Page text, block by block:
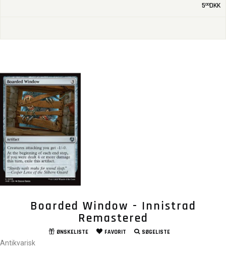
500DKK
Boarded Window - Innistrad
Remastered
ØNSKELISTE FAVORIT SØGELISTE
Antikvarisk